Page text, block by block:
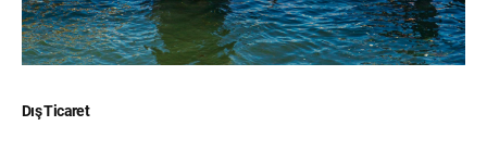
Dış Ticaret